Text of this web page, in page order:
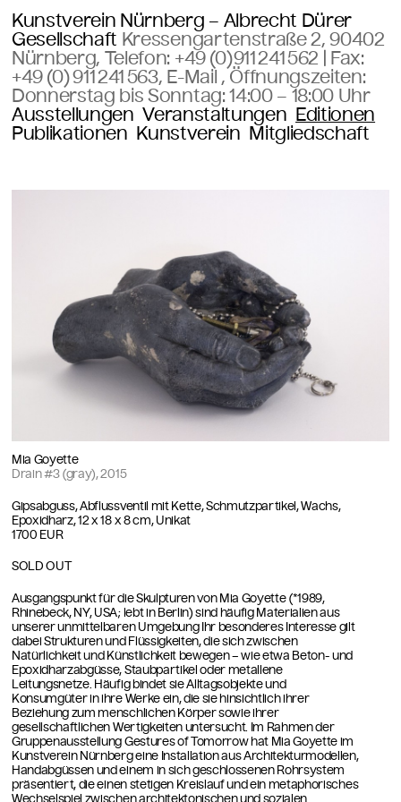
Kunstverein Nürnberg – Albrecht Dürer
Gesellschaft Kressengartenstraße 2, 90402
Nürnberg, Telefon: +49 (0)911 241 562 | Fax:
+49 (0) 911 241 563, E-Mail , Öffnungszeiten:
Donnerstag bis Sonntag:14:00 – 18:00 Uhr
Ausstellungen Veranstaltungen Editionen
Publikationen Kunstverein Mitgliedschaft
Mia Goyette
Drain #3 (gray), 2015
Gipsabguss, Abflussventil mit Kette, Schmutzpartikel, Wachs,
Epoxidharz, 12 x 18 x 8 cm, Unikat
1700 EUR
SOLD OUT
Ausgangspunkt für die Skulpturen von Mia Goyette (*1989,
Rhinebeck, NY, USA; lebt in Berlin) sind häufig Materialien aus
unserer unmittelbaren Umgebung Ihr besonderes Interesse gilt
dabei Strukturen und Flüssigkeiten, die sich zwischen
Natürlichkeit und Künstlichkeit bewegen – wie etwa Beton- und
Epoxidharzabgüsse, Staubpartikel oder metallene
Leitungsnetze. Häufig bindet sie Alltagsobjekte und
Konsumgüter in ihre Werke ein, die sie hinsichtlich ihrer
Beziehung zum menschlichen Körper sowie ihrer
gesellschaftlichen Wertigkeiten untersucht. Im Rahmen der
Gruppenausstellung Gestures of Tomorrow hat Mia Goyette im
Kunstverein Nürnberg eine Installation aus Architekturmodellen,
Handabgüssen und einem in sich geschlossenen Rohrsystem
präsentiert, die einen stetigen Kreislauf und ein metaphorisches
Wechselspiel zwischen architektonischen und sozialen